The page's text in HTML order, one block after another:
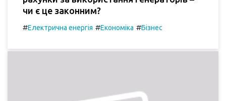
чи є це законним?
#Електрична енергія #Економіка #Бізнес